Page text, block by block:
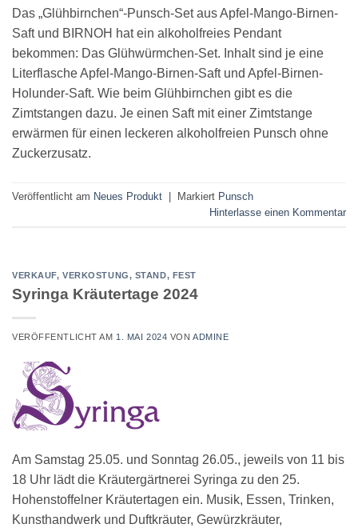
Das „Glühbirnchen“-Punsch-Set aus Apfel-Mango-Birnen-
Saft und BIRNOH hat ein alkoholfreies Pendant
bekommen: Das Glühwürmchen-Set. Inhalt sind je eine
Literflasche Apfel-Mango-Birnen-Saft und Apfel-Birnen-
Holunder-Saft. Wie beim Glühbirnchen gibt es die
Zimtstangen dazu. Je einen Saft mit einer Zimtstange
erwärmen für einen leckeren alkoholfreien Punsch ohne
Zuckerzusatz.
Veröffentlicht am Neues Produkt | Markiert Punsch
Hinterlasse einen Kommentar
VERKAUF, VERKOSTUNG, STAND, FEST
Syringa Kräutertage 2024
VERÖFFENTLICHT AM 1. MAI 2024 VONADMINE
Am Samstag 25.05. und Sonntag 26.05., jeweils von 11 bis
18 Uhr lädt die Kräutergärtnerei Syringa zu den 25.
Hohenstoffelner Kräutertagen ein. Musik, Essen, Trinken,
Kunsthandwerk und Duftkräuter, Gewürzkräuter,